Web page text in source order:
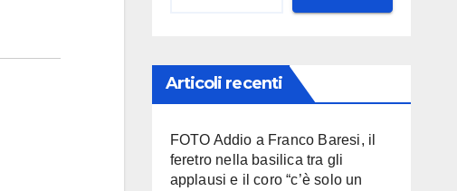
Articoli recenti
FOTO Addio a Franco Baresi, il
feretro nella basilica tra gli
applausi e il coro “c’è solo un